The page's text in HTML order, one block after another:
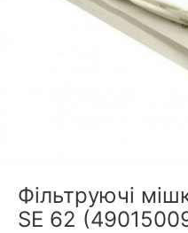
Фільтруючі
SE 62